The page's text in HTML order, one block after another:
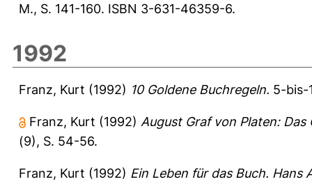
M., S. 141-160. ISBN 3-631-46359-6.
1992
Franz, Kurt (1992) 10 Goldene Buchregeln. 5-bis-
Franz, Kurt (1992) August Graf von Platen:
(9), S. 54-56.
Franz, Kurt (1992) Ein Leben für das Buch. Hans